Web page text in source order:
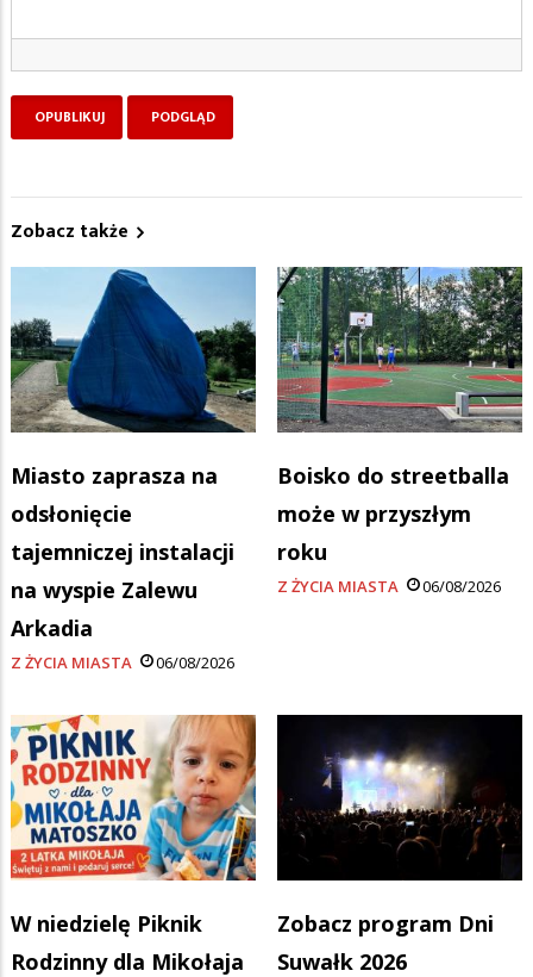
Zobacz także
Miasto zaprasza na
odsłonięcie
tajemniczej instalacji
na wyspie Zalewu
Arkadia
Z ŻYCIA MIASTA 06/08/2026
Boisko do streetballa
może w przyszłym
roku
Z ŻYCIA MIASTA 06/08/2026
W niedzielę Piknik
Rodzinny dla Mikołaja
Zobacz program Dni
Suwałk 2026